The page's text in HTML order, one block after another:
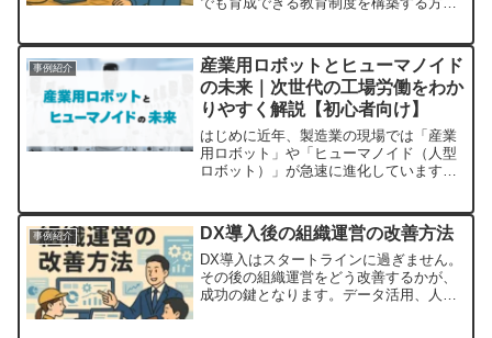
事例紹介
産業用ロボットとヒューマノイド
の未来｜次世代の工場労働をわか
りやすく解説【初心者向け】
はじめに近年、製造業の現場では「産業
用ロボット」や「ヒューマノイド（人型
ロボット）」が急速に進化しています。
する機会も増えてきました。「将来、工
場で働く人の仕事がロボッ...
事例紹介 DX導入後の組織運営の改善方法
DX導入はスタートラインに過ぎません。
その後の組織運営をどう改善するかが、
成功の鍵となります。データ活用、人材